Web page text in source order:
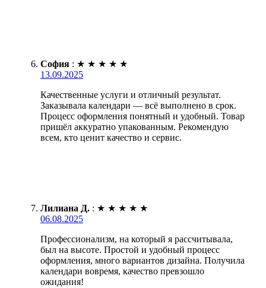
София : ★ ★ ★ ★ ★
13.09.2025
Качественные услуги и отличный результат.
Заказывала календари — всё выполнено в срок.
Процесс оформления понятный и удобный. Товар
пришёл аккуратно упакованным. Рекомендую
всем, кто ценит качество и сервис.
Лилиана Д. : ★ ★ ★ ★ ★
06.08.2025
Профессионализм, на который я рассчитывала,
был на высоте. Простой и удобный процесс
оформления, много вариантов дизайна. Получила
календари вовремя, качество превзошло
ожидания!